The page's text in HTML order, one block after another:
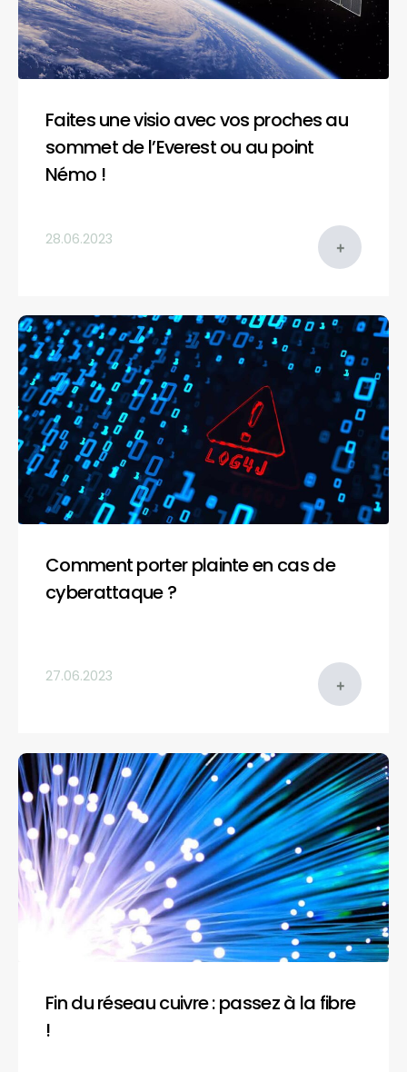
Faites une visio avec vos proches au
sommet de l’Everest ou au point
Némo !
28.06.2023
Comment porter plainte en cas de
cyberattaque ?
27.06.2023
Fin du réseau cuivre : passez à la fibre
!